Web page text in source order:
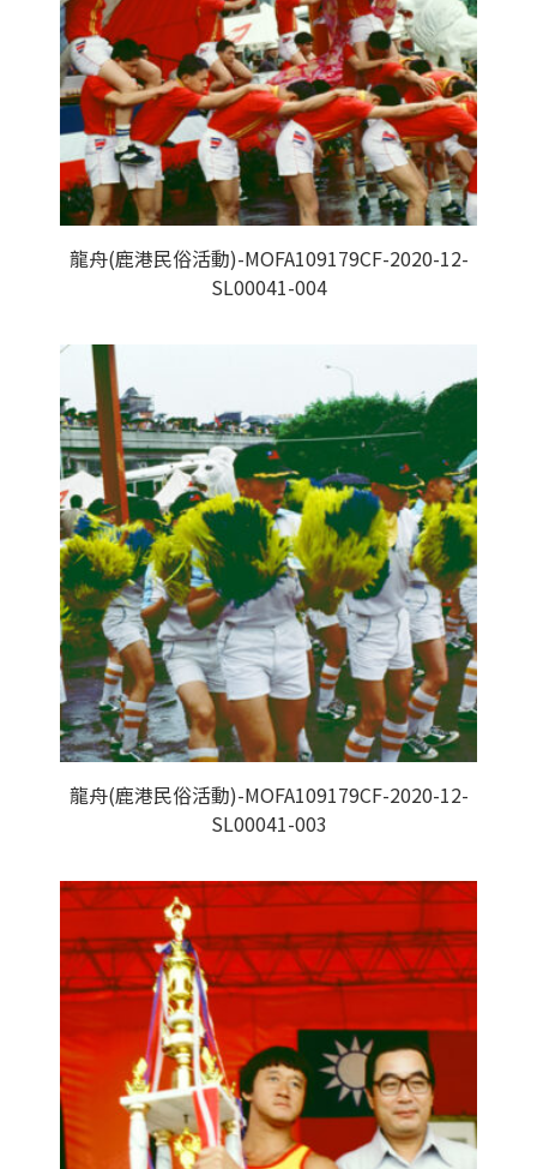
龍舟(鹿港民俗活動)-MOFA109179CF-2020-12-
SL00041-004
龍舟(鹿港民俗活動)-MOFA109179CF-2020-12-
SL00041-003